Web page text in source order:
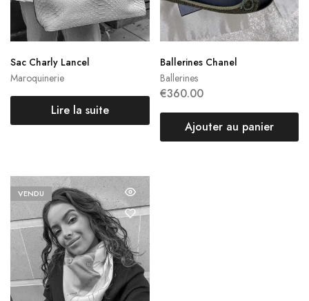
Maroquinerie
Sac Charly Lancel
Lire la suite
Ballerines
Ballerines Chanel
€360.00
Ajouter au panier
VENDU